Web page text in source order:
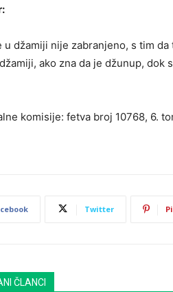
u džamiji nije zabranjeno, s tim
ako zna da je džunup,
komisije: fetva broj 10768, 6.
Twitter
ČLANCI